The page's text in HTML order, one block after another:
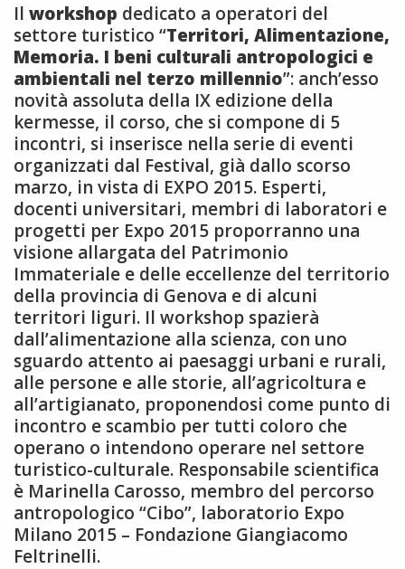
Il workshop dedicato a operatori del
settore turistico “Territori, Alimentazione,
Memoria. I beni culturali antropologici e
ambientali nel terzo millennio”: anch’esso
novità assoluta della IX edizione della
kermesse, il corso, che si compone di 5
incontri, si inserisce nella serie di eventi
organizzati dal Festival, già dallo scorso
marzo, in vista di EXPO 2015. Esperti,
docenti universitari, membri di laboratori e
progetti per Expo 2015 proporranno una
visione allargata del Patrimonio
Immateriale e delle eccellenze del territorio
della provincia di Genova e di alcuni
territori liguri. Il workshop spazierà
dall’alimentazione alla scienza, con uno
sguardo attento ai paesaggi urbani e rurali,
alle persone e alle storie, all’agricoltura e
all’artigianato, proponendosi come punto di
incontro e scambio per tutti coloro che
operano o intendono operare nel settore
turistico-culturale. Responsabile scientifica
è Marinella Carosso, membro del percorso
antropologico “Cibo”, laboratorio Expo
Milano 2015 – Fondazione Giangiacomo
Feltrinelli.